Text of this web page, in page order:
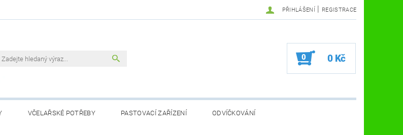
PŘIHLÁŠENÍ | REGISTRACE
0 0 Kč
VČELAŘSKÉ POTŘEBY PASTOVACÍ ZAŘÍZENÍ ODVÍČKOVÁNÍ